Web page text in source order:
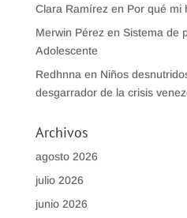
Clara Ramírez en Por qué mi
Merwin Pérez en Sistema de
Adolescente
Redhnna en Niños
desgarrador de la crisis
Archivos
agosto 2026
julio 2026
junio 2026